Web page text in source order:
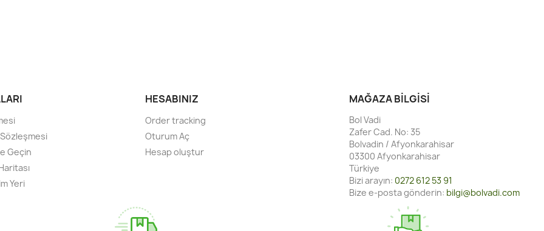
Geçin
Yeri
HESABINIZ
Order tracking
Oturum Aç
Hesap oluştur
MAĞAZA BILGISI
Bol Vadi
Zafer Cad. No: 35
Bolvadin / Afyonkarahisar
03300 Afyonkarahisar
Türkiye
Bizi arayın: 0272 612 53 91
Bize e-posta gönderin: bilgi@bolvadi.com